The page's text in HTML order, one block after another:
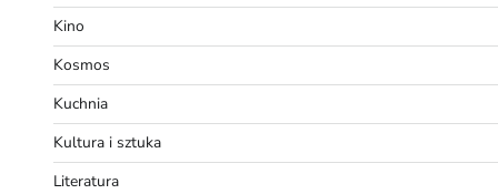
Kino
Kosmos
Kuchnia
Kultura i sztuka
Literatura